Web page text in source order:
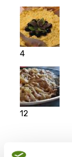
4
12
Moje ulubione